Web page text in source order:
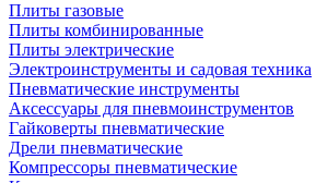
Плиты газовые
Плиты комбинированные
Плиты электрические
Электроинструменты и садовая техника
Пневматические инструменты
Аксессуары для пневмоинструментов
Гайковерты пневматические
Дрели пневматические
Компрессоры пневматические